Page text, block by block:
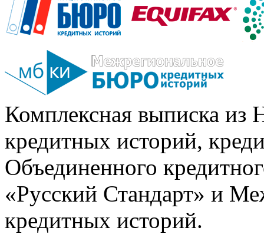
Комплексная выписка из
кредитных историй,
Объединенного
«Русский Стандарт» и
кредитных историй.